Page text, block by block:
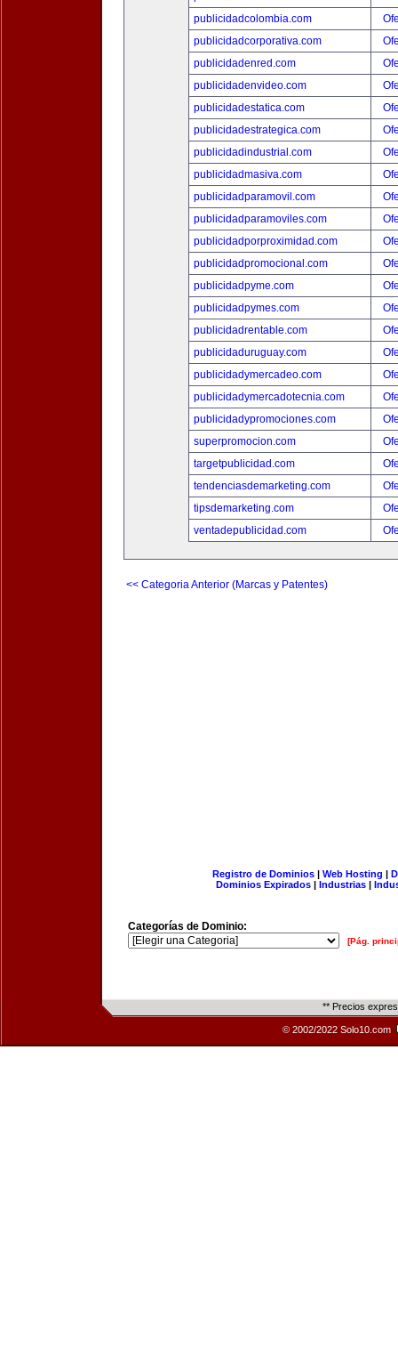
publicidadcolombia.com
publicidadcorporativa.com
publicidadenred.com
publicidadenvideo.com
publicidadestatica.com
publicidadestrategica.com
publicidadindustrial.com
publicidadmasiva.com
publicidadparamovil.com
publicidadparamoviles.com
publicidadporproximidad.com
publicidadpromocional.com
publicidadpyme.com
publicidadpymes.com
publicidadrentable.com
publicidaduruguay.com
publicidadymercadeo.com
publicidadymercadotecnia.com
publicidadypromociones.com
superpromocion.com
targetpublicidad.com
tendenciasdemarketing.com
tipsdemarketing.com
ventadepublicidad.com
<< Categoria Anterior (Marcas y Patentes)
Registro de Dominios| Web Hosting |
Dominios Expirados | Industrias |
Categorías de Dominio:
[Pág.
** Precios
© 2002/2022 Solo10.com